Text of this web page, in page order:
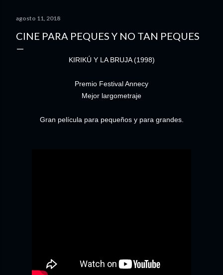
agosto 11, 2018
CINE PARA PEQUES Y NO TAN PEQUES
KIRIKÚ Y LA BRUJA (1998)
Premio Festival Annecy
Mejor largometraje
Gran película para pequeños y para grandes.